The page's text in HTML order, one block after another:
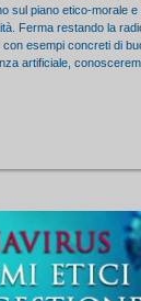
sul piano etico-morale
Ferma restando la
esempi concreti di
artificiale,